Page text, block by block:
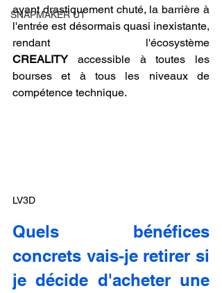
SNAPMAKER U1
ayant drastiquement chuté, la barrière à
l'entrée est désormais quasi inexistante,
CREALITY accessible à toutes les
bourses et à tous les niveaux de
compétence technique.
LV3D
Quels bénéfices
concrets vais-je retirer si
je décide d'acheter une